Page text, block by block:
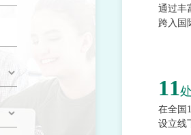
通过丰
跨入国
11处
在全国
设立线